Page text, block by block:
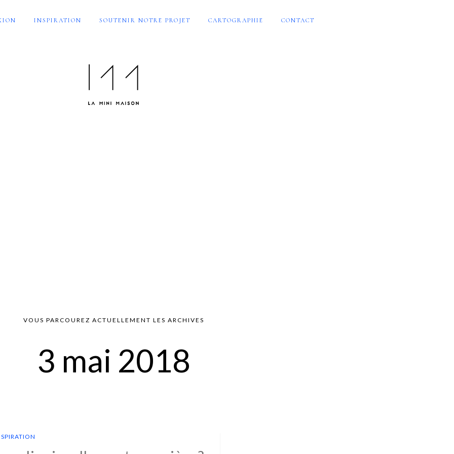
INSPIRATION SOUTENIR NOTRE PROJET CARTOGRAPHIE CONTACT
VOUS PARCOUREZ ACTUELLEMENT LES ARCHIVES
3 mai 2018